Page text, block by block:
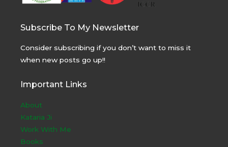
Subscribe To My Newsletter
Consider subscribing if you don’t want to miss it
when new posts go up!!
Important Links
About
Kataria Ji
Work With Me
Books